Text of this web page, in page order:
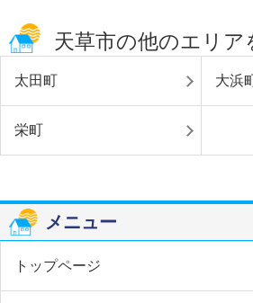
天草市の他のエリア
太田町 大浜
栄町
メニュー
トップページ